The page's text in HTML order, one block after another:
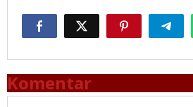
Komentar